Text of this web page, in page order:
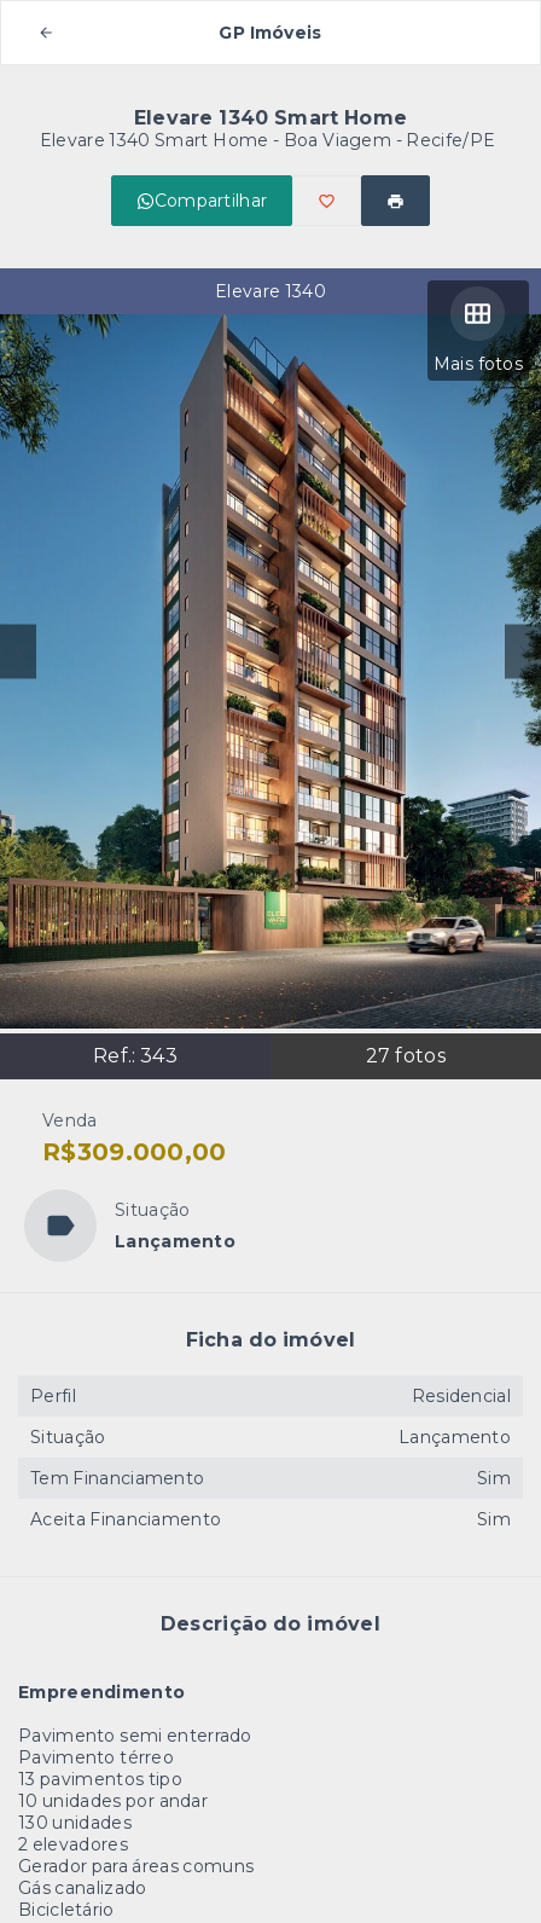
GP Imóveis
Elevare 1340 Smart Home
Elevare 1340 Smart Home - Boa Viagem - Recife/PE
Compartilhar
Mais fotos
Ref.:343 27 fotos
Elevare 1340
Venda
R$309.000,00
Situação
Lançamento
Descrição do imóvel
Empreendimento
Pavimento semi enterrado
Pavimento térreo
13 pavimentos tipo
10 unidades por andar
130 unidades
2 elevadores
Gerador para áreas comuns
Gás canalizado
Bicicletário
Ficha do imóvel
Perfil
Residencial
Situação
Lançamento
Tem Financiamento
Sim
Aceita Financiamento
Sim